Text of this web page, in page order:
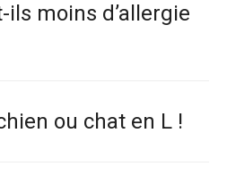
moins d’allergie
ou chat en L !